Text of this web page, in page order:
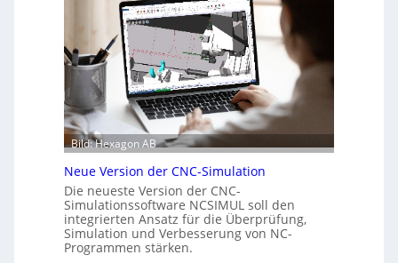
t
s
f
ü
r
u
n
s
c
h
r
i
t
t
e
e
i
N
a
c
Bild: Hexagon AB
Neue Version der CNC-Simulation
Die neueste Version der CNC-
Simulationssoftware NCSIMUL soll den
integrierten Ansatz für die Überprüfung,
Simulation und Verbesserung von NC-
Programmen stärken.